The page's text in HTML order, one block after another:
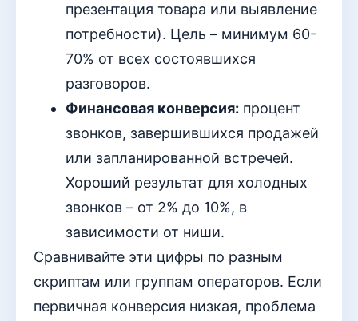
презентация товара или выявление
потребности). Цель – минимум 60-
70% от всех состоявшихся
разговоров.
Финансовая конверсия: процент
звонков, завершившихся продажей
или запланированной встречей.
Хороший результат для холодных
звонков – от 2% до 10%, в
зависимости от ниши.
Сравнивайте эти цифры по разным
скриптам или группам операторов. Если
первичная конверсия низкая, проблема